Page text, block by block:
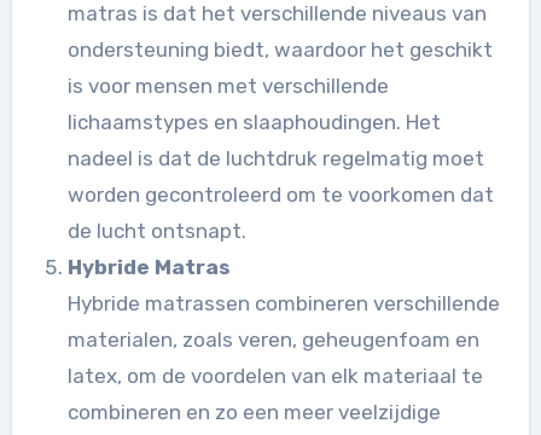
matras is dat het verschillende niveaus van
ondersteuning biedt, waardoor het geschikt
is voor mensen met verschillende
lichaamstypes en slaaphoudingen. Het
nadeel is dat de luchtdruk regelmatig moet
worden gecontroleerd om te voorkomen dat
de lucht ontsnapt.
Hybride Matras
Hybride matrassen combineren verschillende
materialen, zoals veren, geheugenfoam en
latex, om de voordelen van elk materiaal te
combineren en zo een meer veelzijdige